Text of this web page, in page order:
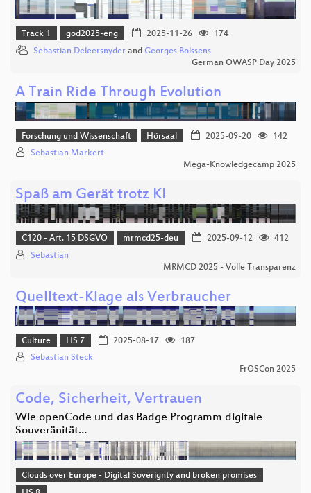
Track 1 god2025-eng 2025-11-26
174
Sebastian Deleersnyder and Georges Bolssens
German OWASP Day 2025
A Train Ride Through Evolution
Forschung und Wissenschaft Hörsaal 2025-09-20
142
Sebastian Markert
Mega-Knowledgecamp 2025
Spaß am Gerät trotz KI
C120 - Art. 15 DSGVO mrmcd25-deu 2025-09-12
412
Sebastian
MRMCD 2025 - Volle Transparenz
Quelltext-Klage als Verbraucher
Culture HS 7 2025-08-17
187
Sebastian Steck
FrOSCon 2025
Code, Sicherheit, Vertrauen
Wie openCode und das Badge Programm digitale
Souveränität…
Clouds over Europe - Digital Soverignty and broken promises